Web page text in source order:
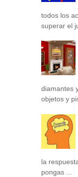
todos los
superar el
diamantes
objetos y
la
pongas ...